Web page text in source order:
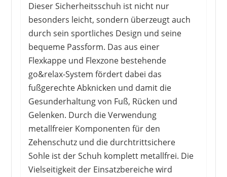
Dieser Sicherheitsschuh ist nicht nur
besonders leicht, sondern überzeugt auch
durch sein sportliches Design und seine
bequeme Passform. Das aus einer
Flexkappe und Flexzone bestehende
go&relax-System fördert dabei das
fußgerechte Abknicken und damit die
Gesunderhaltung von Fuß, Rücken und
Gelenken. Durch die Verwendung
metallfreier Komponenten für den
Zehenschutz und die durchtrittsichere
Sohle ist der Schuh komplett metallfrei. Die
Vielseitigkeit der Einsatzbereiche wird